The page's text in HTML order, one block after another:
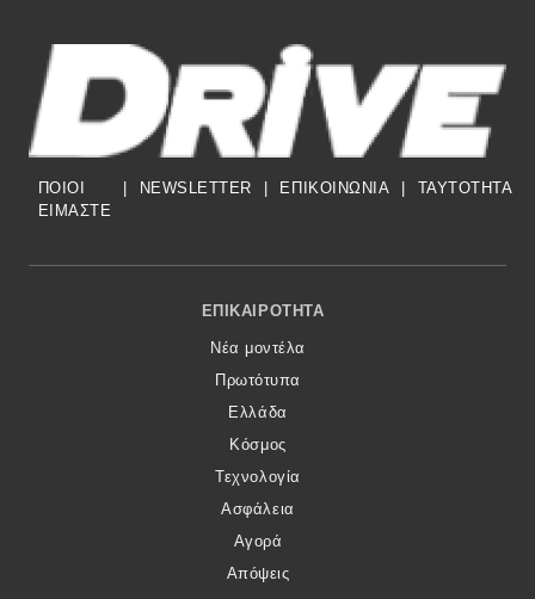
ΠΟΙΟΙ
ΕΙΜΑΣΤΕ
NEWSLETTER ΕΠΙΚΟΙΝΩΝΙΑ TAYTOTHTA
Footer Menu
ΕΠΙΚΑΙΡΌΤΗΤΑ
Νέα μοντέλα
Πρωτότυπα
Ελλάδα
Κόσμος
Τεχνολογία
Ασφάλεια
Αγορά
Απόψεις